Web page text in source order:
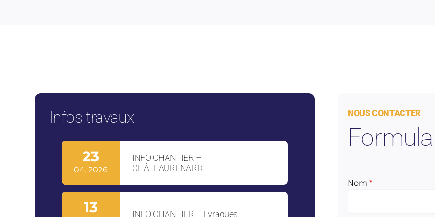
Infos travaux
23
04, 2026
INFO CHANTIER –
CHÂTEAURENARD
13 INFO CHANTIER – Eyragues
NOUS CONTACTER
Nom *